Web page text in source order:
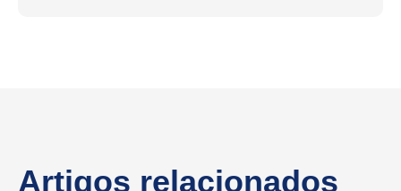
Artigos relacionados